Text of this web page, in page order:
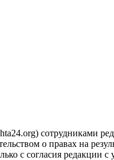
сотрудниками
о правах на
с согласия редакции